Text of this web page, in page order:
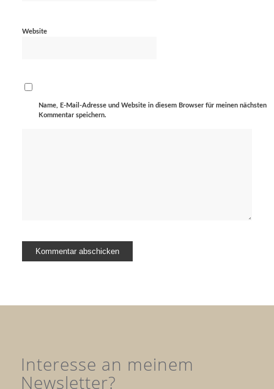
Website
Name, E-Mail-Adresse und Website in diesem Browser für meinen nächsten
Kommentar speichern.
Interesse an meinem
Newsletter?